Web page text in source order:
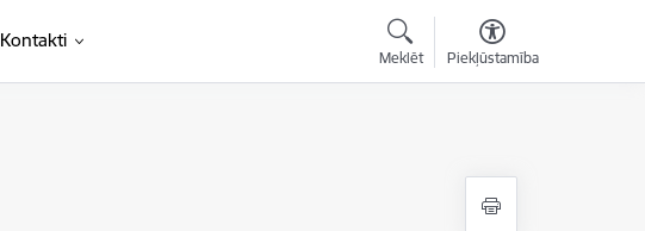
Kontakti
Meklēt Piekļūstamība